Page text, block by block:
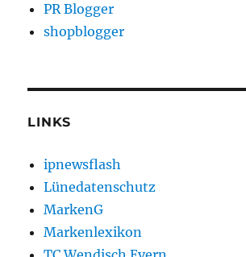
PR Blogger
shopblogger
LINKS
ipnewsflash
Lünedatenschutz
MarkenG
Markenlexikon